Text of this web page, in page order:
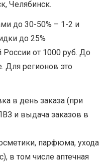
Челябинск.
до 30-50% – 1-2 и
до 25%
России от 1000 руб. До
Для регионов это
в день заказа (при
и выдача заказов в
парфюма, ухода
в том числе аптечная